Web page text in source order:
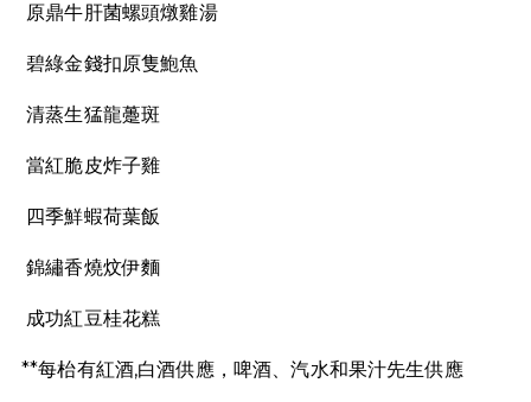
原鼎牛肝菌螺頭燉雞湯
碧綠金錢扣原隻鮑魚
清蒸生猛龍躉斑
當紅脆皮炸子雞
四季鮮蝦荷葉飯
錦繡香燒炆伊麵
成功紅豆桂花糕
**每枱有紅酒,白酒供應，啤酒、汽水和果汁先生供應